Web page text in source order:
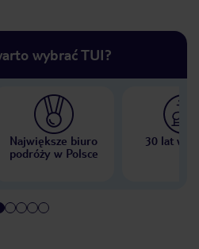
wybrać TUI?
Największe biuro
podróży w Polsce
30 lat w